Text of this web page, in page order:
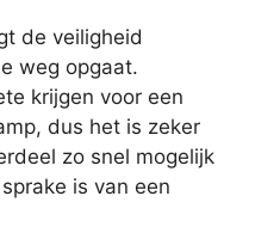
de veiligheid
weg opgaat.
krijgen voor een
dus het is zeker
zo snel mogelijk
is van een